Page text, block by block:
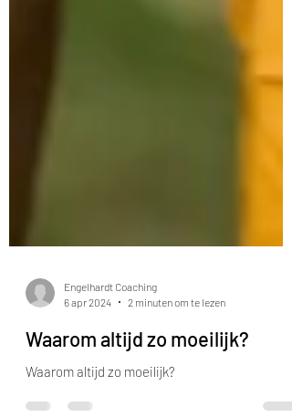
Engelhardt Coaching
6 apr 2024
2 minuten om te lezen
Waarom altijd zo moeilijk?